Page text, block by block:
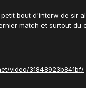
bout d'interw de sir
match et surtout du
video/31848923b841bf/